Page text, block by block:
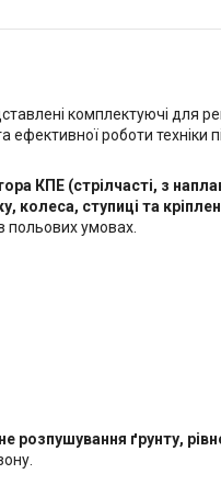
комплектуючі для
роботи техніки
КПЕ (стрілчасті, з
колеса, ступиці та
польових умовах.
розпушування ґрунту,